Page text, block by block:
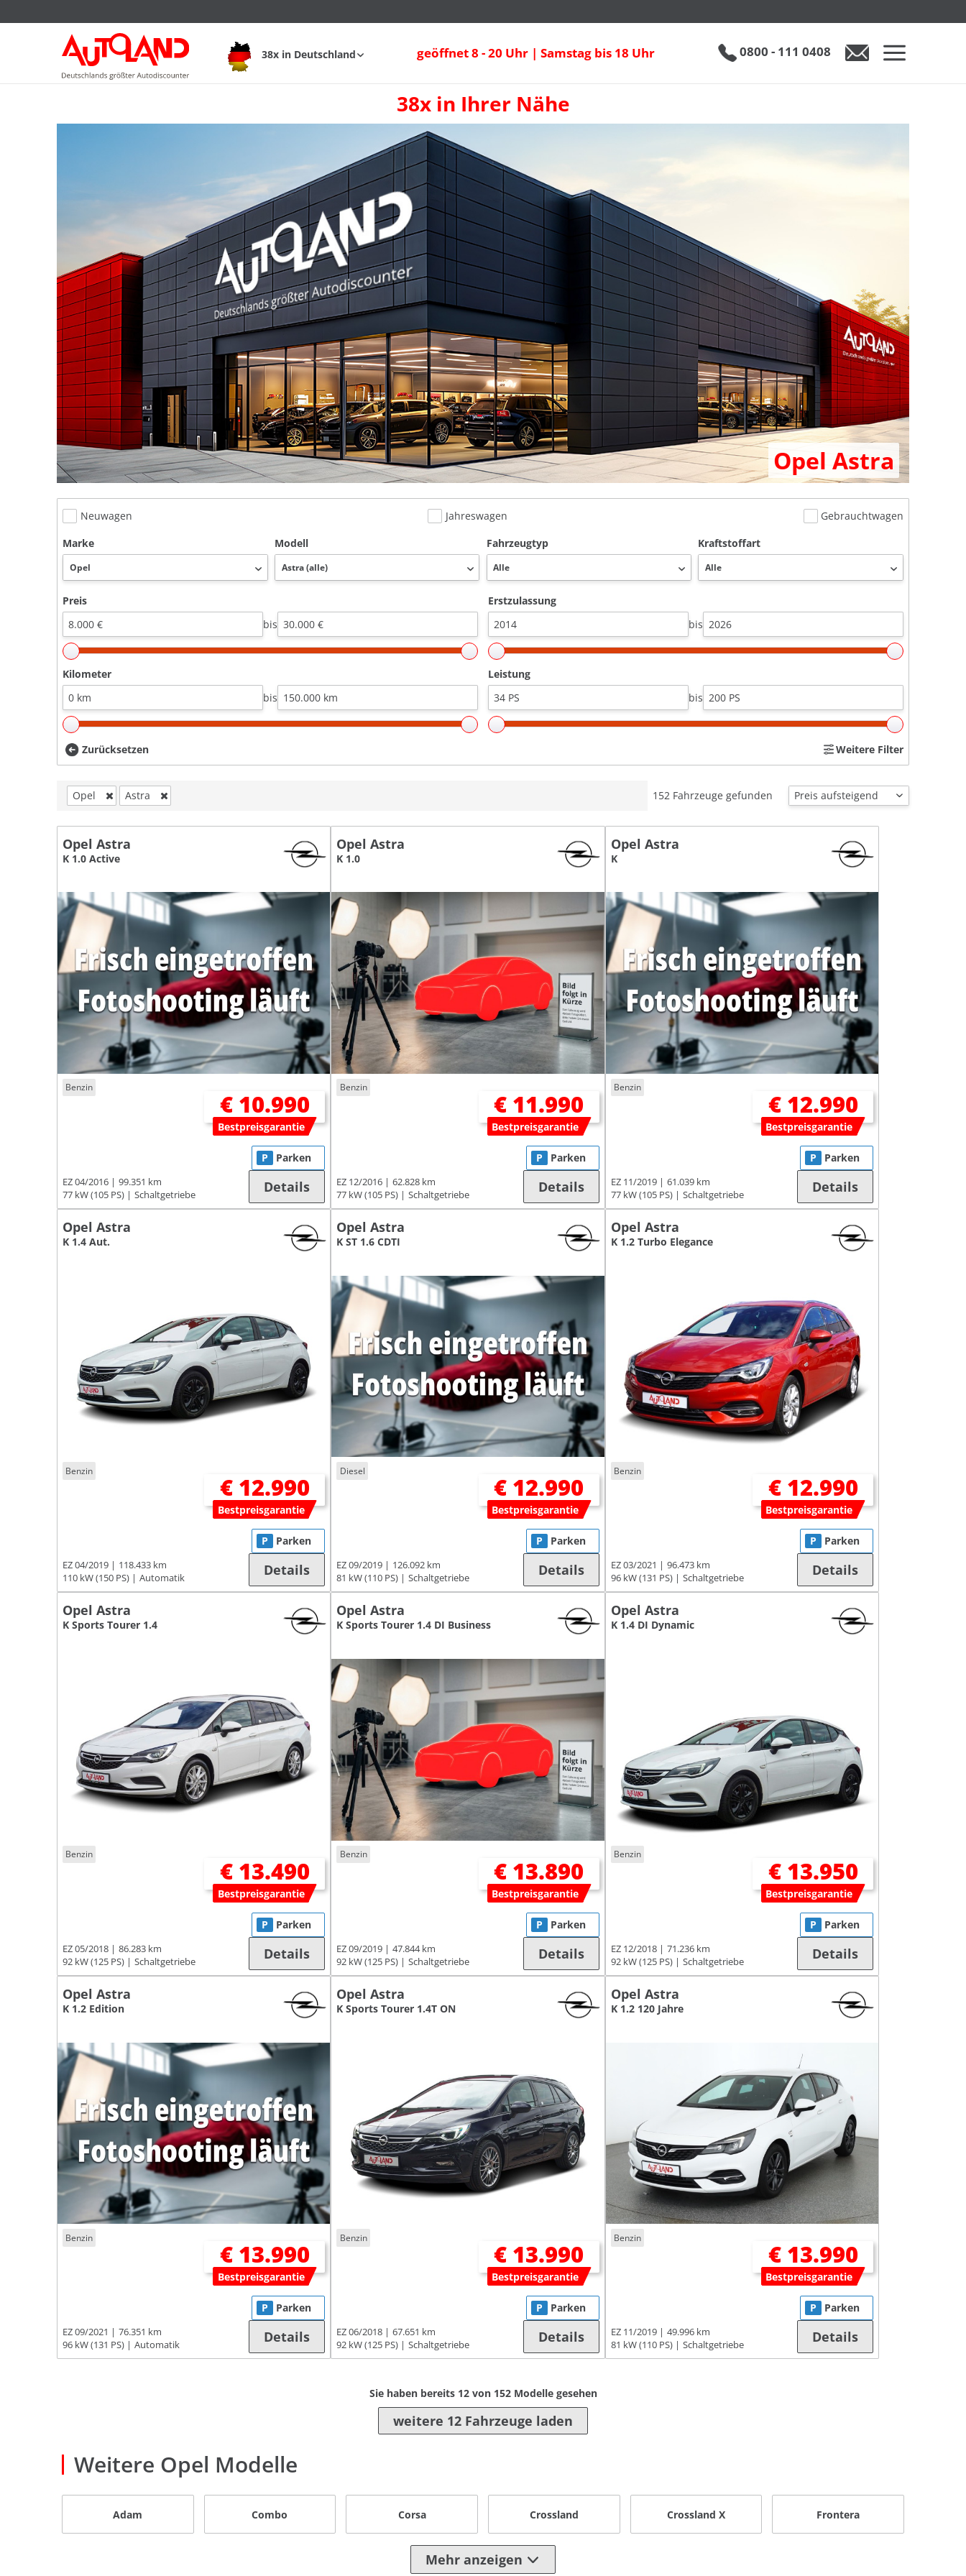
38x in Deutschland geöffnet 8 - 20 Uhr | Samstag bis 18 Uhr 0800 - 111 0408
38x in Ihrer Nähe
Opel Astra
Neuwagen Jahreswagen
Gebrauchtwagen
Marke
Modell Fahrzeugtyp Kraftstoffart
Preis
bis
Erstzulassung
bis
Kilometer
bis
Leistung
bis
Zurücksetzen Weitere Filter
Opel Astra 152 Fahrzeuge gefunden
Opel Astra
K 1.0 Active
Benzin
€ 10.990
Bestpreisgarantie
EZ 04/2016
99.351 km
77 kW (105 PS)
Schaltgetriebe
P Parken
Details
Opel Astra
K 1.0
Benzin
€ 11.990
Bestpreisgarantie
EZ 12/2016
62.828 km
77 kW (105 PS)
Schaltgetriebe
P Parken
Details
Opel Astra
K
Benzin
€ 12.990
Bestpreisgarantie
EZ 11/2019
61.039 km
77 kW (105 PS)
Schaltgetriebe
P Parken
Details
Opel Astra
K 1.4 Aut.
Benzin
€ 12.990
Bestpreisgarantie
EZ 04/2019
118.433 km
110 kW (150 PS)
Automatik
P Parken
Details
Opel Astra
K ST 1.6 CDTI
Diesel
€ 12.990
Bestpreisgarantie
EZ 09/2019
126.092 km
81 kW (110 PS)
Schaltgetriebe
P Parken
Details
Opel Astra
K 1.2 Turbo Elegance
Benzin
€ 12.990
Bestpreisgarantie
EZ 03/2021
96.473 km
96 kW (131 PS)
Schaltgetriebe
P Parken
Details
Opel Astra
K Sports Tourer 1.4
Benzin
€ 13.490
Bestpreisgarantie
EZ 05/2018
86.283 km
92 kW (125 PS)
Schaltgetriebe
P Parken
Details
Opel Astra
K Sports Tourer 1.4 DI Business
Benzin
€ 13.890
Bestpreisgarantie
EZ 09/2019
47.844 km
92 kW (125 PS)
Schaltgetriebe
P Parken
Details
Opel Astra
K 1.4 DI Dynamic
Benzin
€ 13.950
Bestpreisgarantie
EZ 12/2018
71.236 km
92 kW (125 PS)
Schaltgetriebe
P Parken
Details
Opel Astra
K 1.2 Edition
Benzin
€ 13.990
Bestpreisgarantie
EZ 09/2021
76.351 km
96 kW (131 PS)
Automatik
P Parken
Details
Opel Astra
K Sports Tourer 1.4T ON
Benzin
€ 13.990
Bestpreisgarantie
EZ 06/2018
67.651 km
92 kW (125 PS)
Schaltgetriebe
P Parken
Details
Opel Astra
K 1.2 120 Jahre
Benzin
€ 13.990
Bestpreisgarantie
EZ 11/2019
49.996 km
81 kW (110 PS)
Schaltgetriebe
P Parken
Details
Sie haben bereits 12von 152Modelle gesehen
weitere 12 Fahrzeuge laden
Weitere Opel Modelle
Adam Combo Corsa Crossland Crossland X Frontera
Mehr anzeigen